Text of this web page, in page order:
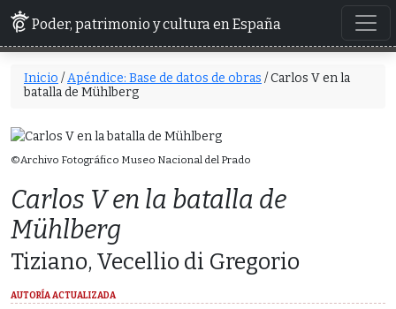
Poder, patrimonio y cultura en España
Inicio /Apéndice: Base de datos de obras / Carlos V en la
batalla de Mühlberg
Carlos V en la batalla de
Mühlberg
Tiziano, Vecellio di Gregorio
AUTORÍA ACTUALIZADA
©Archivo Fotográfico Museo Nacional del Prado